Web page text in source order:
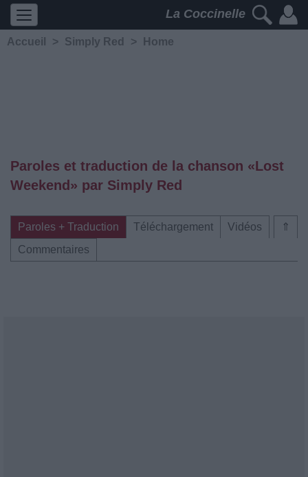
La Coccinelle
Accueil > Simply Red > Home
Paroles et traduction de la chanson «Lost
Weekend» par Simply Red
⇑
Paroles + Traduction Téléchargement
Vidéos
Commentaires